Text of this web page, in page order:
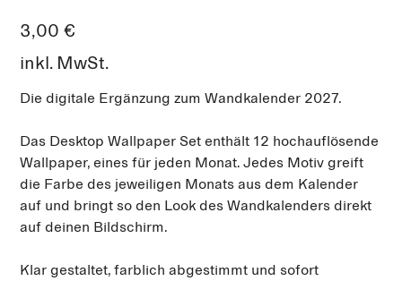
3,00 €
inkl. MwSt.
Die digitale Ergänzung zum Wandkalender 2027.
Das Desktop Wallpaper Set enthält 12 hochauflösende
Wallpaper, eines für jeden Monat. Jedes Motiv greift
die Farbe des jeweiligen Monats aus dem Kalender
auf und bringt so den Look des Wandkalenders direkt
auf deinen Bildschirm.
Klar gestaltet, farblich abgestimmt und sofort